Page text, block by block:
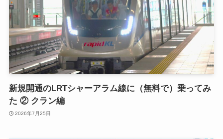
新規開通のLRTシャーアラム線に（無料で）乗ってみ
た ② クラン編
2026年7月25日